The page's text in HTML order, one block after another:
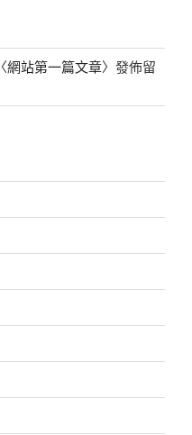
網站第一篇文章〉發佈留